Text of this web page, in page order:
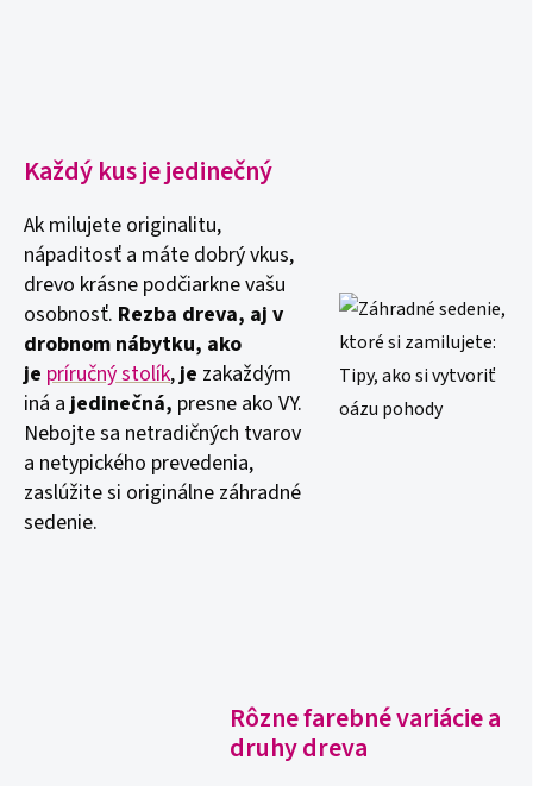
Každý kus je jedinečný
Ak milujete originalitu,
nápaditosť a máte dobrý vkus,
drevo krásne podčiarkne vašu
osobnosť. Rezba dreva, aj v
drobnom nábytku, ako
je príručný stolík,je zakaždým
iná ajedinečná, presne ako VY.
Nebojte sa netradičných tvarov
a netypického prevedenia,
zaslúžite si originálne záhradné
sedenie.
Rôzne farebné variácie a
druhy dreva